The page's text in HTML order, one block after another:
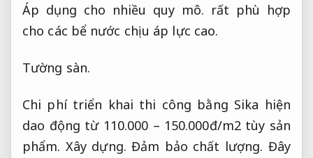
Áp dụng cho nhiều quy mô. rất phù hợp
cho các bể nước chịu áp lực cao.
Tường sàn.
Chi phí triển khai thi công bằng Sika hiện
dao động từ 110.000 – 150.000đ/m2 tùy sản
phẩm. Xây dựng. Đảm bảo chất lượng. Đây